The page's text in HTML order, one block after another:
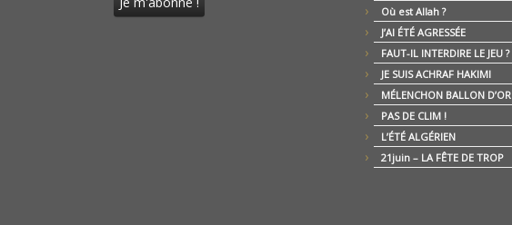
Où est Allah ?
J’AI ÉTÉ AGRESSÉE
FAUT-IL INTERDIRE LE JEU ?
JE SUIS ACHRAF HAKIMI
MÉLENCHON BALLON D’OR
PAS DE CLIM !
L’ÉTÉ ALGÉRIEN
21juin – LA FÊTE DE TROP